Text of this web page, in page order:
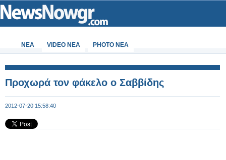
ΝΕΑ VIDEO NEA PHOTO NEA
Προχωρά τον φάκελο ο Σαββίδης
2012-07-20 15:58:40